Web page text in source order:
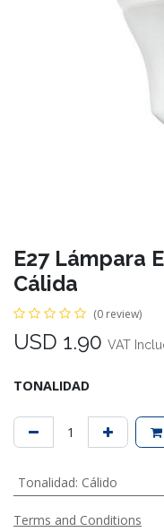
E27 Lámpara
Cálida
(0 review)
USD 1.90 VAT
TONALIDAD
Tonalidad: Cálido
Terms and Conditions